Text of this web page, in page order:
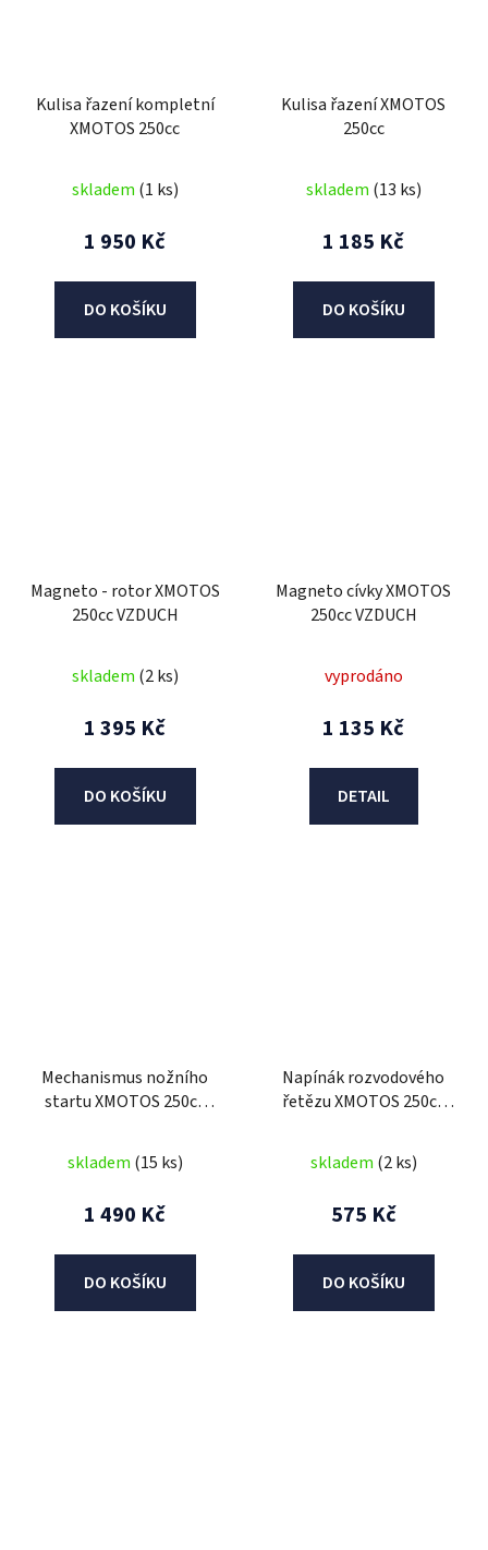
Kulisa řazení kompletní
XMOTOS 250cc
skladem (1 ks)
1 950 Kč
DO KOŠÍKU
Kulisa řazení XMOTOS
250cc
skladem (13 ks)
1 185 Kč
DO KOŠÍKU
Magneto - rotor XMOTOS
250cc VZDUCH
skladem (2 ks)
1 395 Kč
DO KOŠÍKU
Magneto cívky XMOTOS
250cc VZDUCH
vyprodáno
1 135 Kč
DETAIL
Mechanismus nožního
startu XMOTOS 250cc
skladem (15 ks)
1 490 Kč
DO KOŠÍKU
Napínák rozvodového
řetězu XMOTOS 250cc
skladem (2 ks)
575 Kč
DO KOŠÍKU